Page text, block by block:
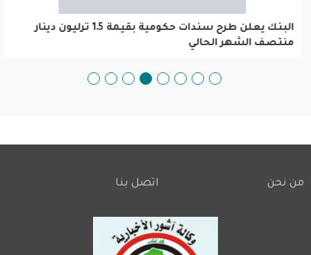
البنك يعلن طرح سندات حكومية بقيمة 1.5 ترليون دينار
الشهر الحالي
Footer
من نحن اتصل بنا